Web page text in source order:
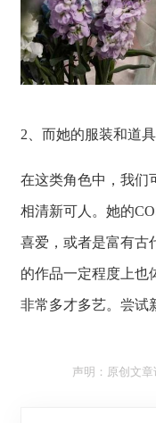
2、而她的服装和道
在这类角色中，我们
相清新可人。她的
喜爱，或者是富有古
的作品一定程度上也
非常多才多艺。尝试
声明：原创文章